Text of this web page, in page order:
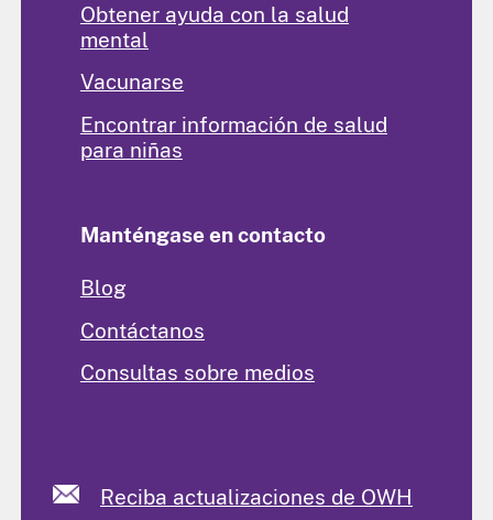
Obtener ayuda con la salud
mental
Vacunarse
Encontrar información de salud
para niñas
Manténgase en contacto
Blog
Contáctanos
Consultas sobre medios
Reciba actualizaciones de OWH